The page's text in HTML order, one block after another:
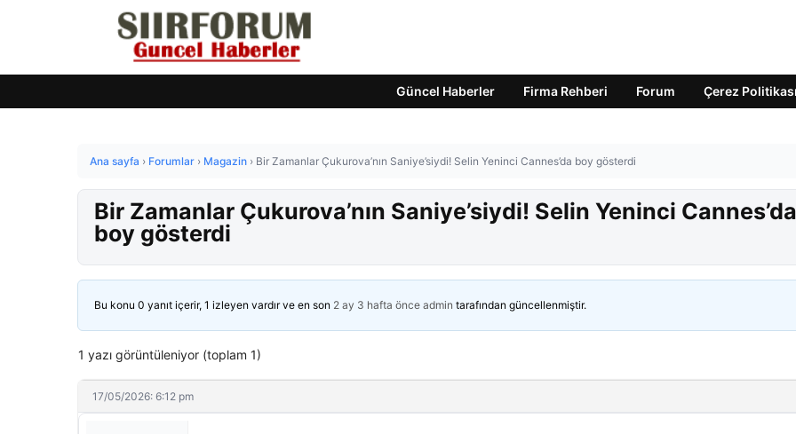
Güncel Haberler Firma Rehberi Forum Çerez Politikası
Ana sayfa › Forumlar › Magazin › Bir Zamanlar Çukurova’nın Saniye’siydi! Selin Yeninci Cannes’da boy gösterdi
Bir Zamanlar Çukurova’nın Saniye’siydi! Selin Yeninci Cannes’da
boy gösterdi
Bu konu 0 yanıt içerir, 1 izleyen vardır ve en son 2 ay 3 hafta önce admin tarafından güncellenmiştir.
1 yazı görüntüleniyor (toplam 1)
17/05/2026: 6:12 pm